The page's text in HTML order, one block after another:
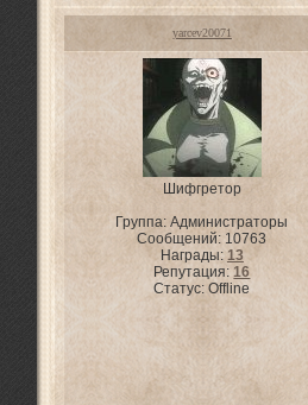
yarcev20071
Шифгретор
Группа: Администраторы
Сообщений:10763
Награды: 13
Репутация:16
Статус:Offline